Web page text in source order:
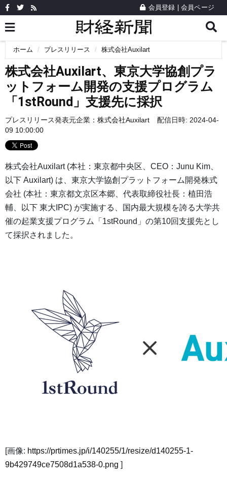
会員登録 会員ページ
ホーム プレスリリース 株式会社Auxilart
株式会社Auxilart、東京大学協創プラ
ットフォーム開発の支援プログラム
「1stRound」支援先に採択
プレスリリース発表元企業： 株式会社Auxilart
配信日時: 2024-04-
09 10:00:00
株式会社Auxilart (本社：東京都中央区、CEO：Junu Kim、
以下 Auxilart) は、東京大学協創プラットフォーム開発株式
会社 (本社：東京都文京区本郷、代表取締役社長：植田浩
輔、以下 東大IPC) が実施する、国内最大規模を誇る大学共
催の起業支援プログラム「1stRound」の第10回支援先とし
て採択されました。
[画像: https://prtimes.jp/i/140255/1/resize/d140255-1-
9b429749ce7508d1a538-0.png ]